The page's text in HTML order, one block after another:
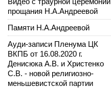
прощания Н.А.Андреевой
Памяти Н.А.Андреевой
Ауди-записи Пленума ЦК
ВКПБ от 16.08.2020 г.
Денисюка А.В. и Христенко
С.В. - новой религиозно-
меньшевистской партии